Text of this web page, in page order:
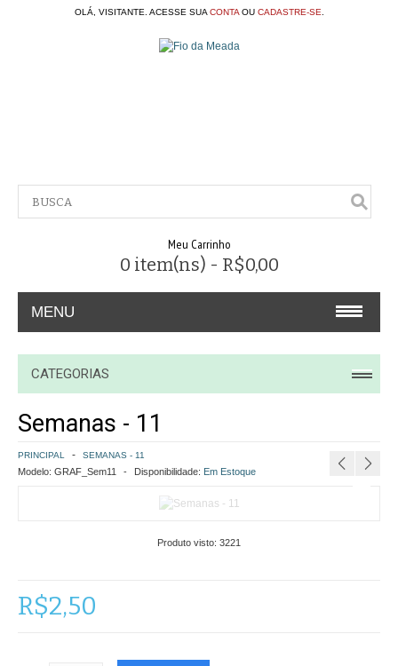
OLÁ, VISITANTE. ACESSE SUA CONTAOU CADASTRE-SE
Meu Carrinho
0 item(ns) - R$0,00
MENU
A EMPRESA
CONTATO
COMO COMPRAR
POLÍTICA DE FRETE GRÁTIS
CONTATO
CATEGORIAS
Semanas - 11
PRINCIPAL SEMANAS - 11
Modelo: GRAF_Sem11 Disponibilidade: Em Estoque
Produto visto: 3221
R$2,50